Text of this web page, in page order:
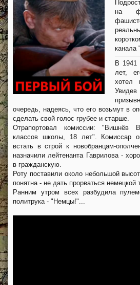
на
канала
В
лет,
хотел
очередь, надеясь, что его возьмут в
сделать свой голос грубее и старше.
Отрапортовал комиссии: "Вишнёв
классов школы, 18 лет". Комиссар
встать в строй к новобранцам-
назначили лейтенанта Гаврилова -
в гражданскую.
Роту поставили около небольшой
понятна - не дать прорваться немецкой
Ранним утром всех разбудила
политрука - "Немцы!"...